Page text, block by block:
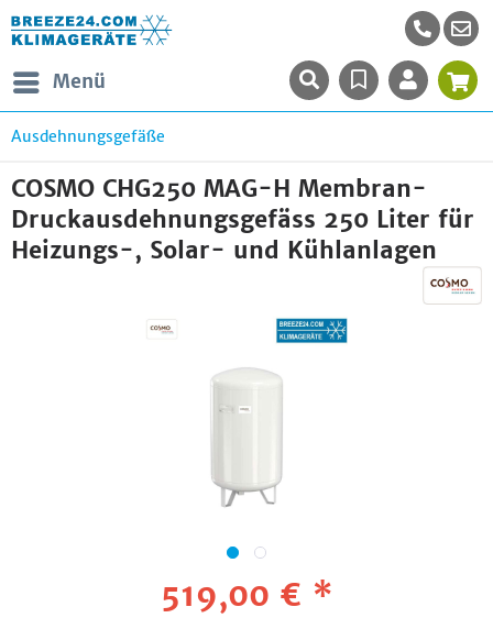
Menü
Ausdehnungsgefäße
COSMO CHG250 MAG-H Membran-
Druckausdehnungsgefäss 250 Liter für
Heizungs-, Solar- und Kühlanlagen
519,00 € *